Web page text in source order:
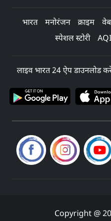
भारत मनोरंजन क्राइम वेब
स्पेशल स्टोरी
AQI
लाइव भारत 24 ऐप डाउनलोड
Copyright @